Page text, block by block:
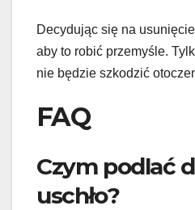
Decydując się na
aby to robić przemyśle.
nie będzie szkodzić
FAQ
Czym podlać
uschło?